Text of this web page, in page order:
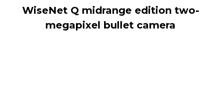
WiseNet Q midrange edition two-
megapixel bullet camera